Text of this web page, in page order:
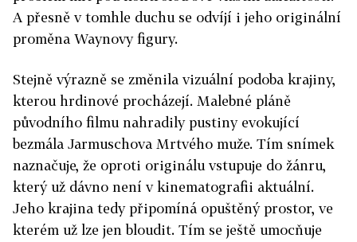
A přesně v tomhle duchu se odvíjí i jeho originální
proměna Waynovy figury.
Stejně výrazně se změnila vizuální podoba krajiny,
kterou hrdinové procházejí. Malebné pláně
původního filmu nahradily pustiny evokující
bezmála Jarmuschova Mrtvého muže. Tím snímek
naznačuje, že oproti originálu vstupuje do žánru,
který už dávno není v kinematografii aktuální.
Jeho krajina tedy připomíná opuštěný prostor, ve
kterém už lze jen bloudit. Tím se ještě umocňuje